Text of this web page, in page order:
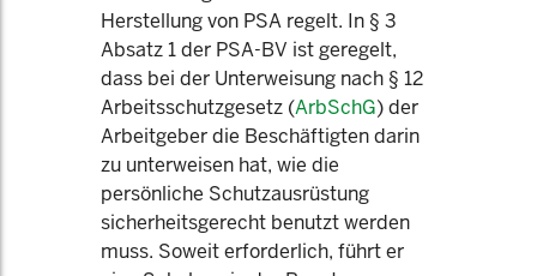
Herstellung von PSA regelt. In § 3
Absatz 1 der PSA-BV ist geregelt,
dass bei der Unterweisung nach § 12
Arbeitsschutzgesetz (ArbSchG) der
Arbeitgeber die Beschäftigten darin
zu unterweisen hat, wie die
persönliche Schutzausrüstung
sicherheitsgerecht benutzt werden
muss. Soweit erforderlich, führt er